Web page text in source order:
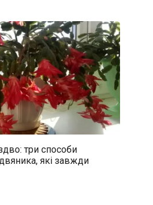
три способи
які завжди